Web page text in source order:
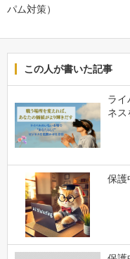
パム対策）
この人が書いた記事
ライ
ネス
保護